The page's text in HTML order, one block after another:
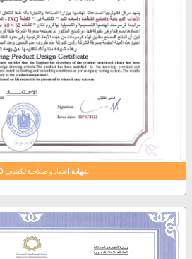
شهادة اعتماد و صلاحية لكشاف 60-60